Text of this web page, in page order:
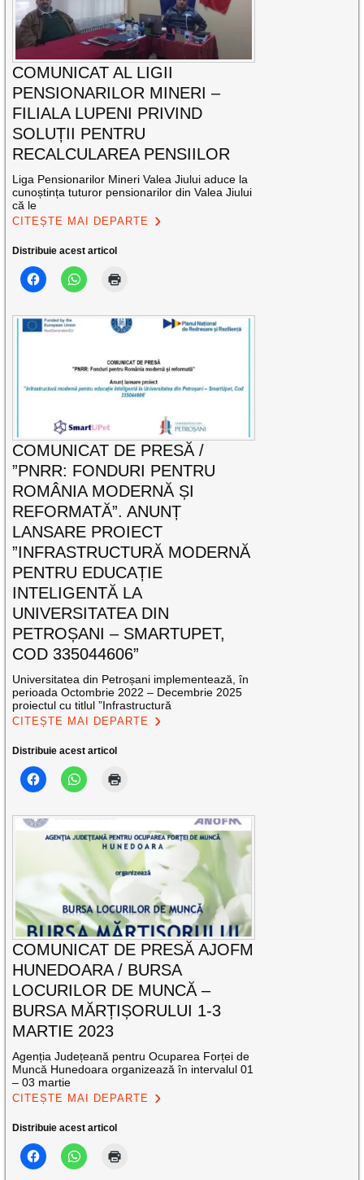
COMUNICAT AL LIGII
PENSIONARILOR MINERI –
FILIALA LUPENI PRIVIND
SOLUȚII PENTRU
RECALCULAREA PENSIILOR
Liga Pensionarilor Mineri Valea Jiului aduce la
cunoștința tuturor pensionarilor din Valea Jiului
că le
CITEȘTE MAI DEPARTE
Distribuie acest articol
COMUNICAT DE PRESĂ /
”PNRR: FONDURI PENTRU
ROMÂNIA MODERNĂ ȘI
REFORMATĂ”. ANUNȚ
LANSARE PROIECT
”INFRASTRUCTURĂ MODERNĂ
PENTRU EDUCAȚIE
INTELIGENTĂ LA
UNIVERSITATEA DIN
PETROȘANI – SMARTUPET,
COD 335044606”
Universitatea din Petroșani implementează, în
perioada Octombrie 2022 – Decembrie 2025
proiectul cu titlul ”Infrastructură
CITEȘTE MAI DEPARTE
Distribuie acest articol
COMUNICAT DE PRESĂ AJOFM
HUNEDOARA / BURSA
LOCURILOR DE MUNCĂ –
BURSA MĂRȚIȘORULUI 1-3
MARTIE 2023
Agenția Județeană pentru Ocuparea Forței de
Muncă Hunedoara organizează în intervalul 01
– 03 martie
CITEȘTE MAI DEPARTE
Distribuie acest articol